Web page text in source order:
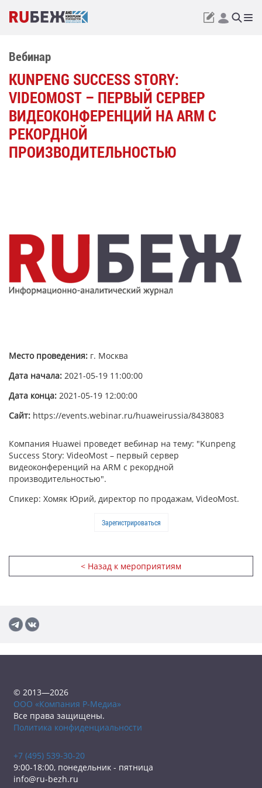
Вебинар
KUNPENG SUCCESS STORY:
VIDEOMOST – ПЕРВЫЙ СЕРВЕР
ВИДЕОКОНФЕРЕНЦИЙ НА ARM С
РЕКОРДНОЙ
ПРОИЗВОДИТЕЛЬНОСТЬЮ
Место проведения: г. Москва
Дата начала: 2021-05-19 11:00:00
Дата конца: 2021-05-19 12:00:00
Сайт: https://events.webinar.ru/huaweirussia/8438083
Компания Huawei проведет вебинар на тему: "Kunpeng
Success Story: VideoMost – первый сервер
видеоконференций на ARM с рекордной
производительностью".
Спикер: Хомяк Юрий, директор по продажам, VideoMost.
Зарегистрироваться
< Назад к мероприятиям
© 2013—2026
ООО «Компания Р-Медиа»
Все права защищены.
Политика конфиденциальности
+7 (495) 539-30-20
9:00-18:00, понедельник - пятница
info@ru-bezh.ru